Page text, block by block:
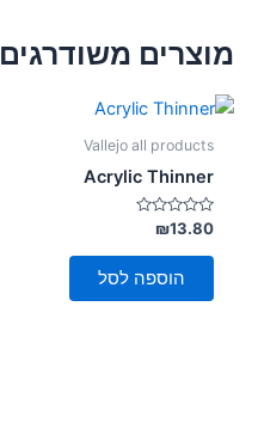
מוצרים משודרגים
Vallejo all products
Acrylic Thinner
דורג
0
מתוך
₪13.80
הוספה לסל